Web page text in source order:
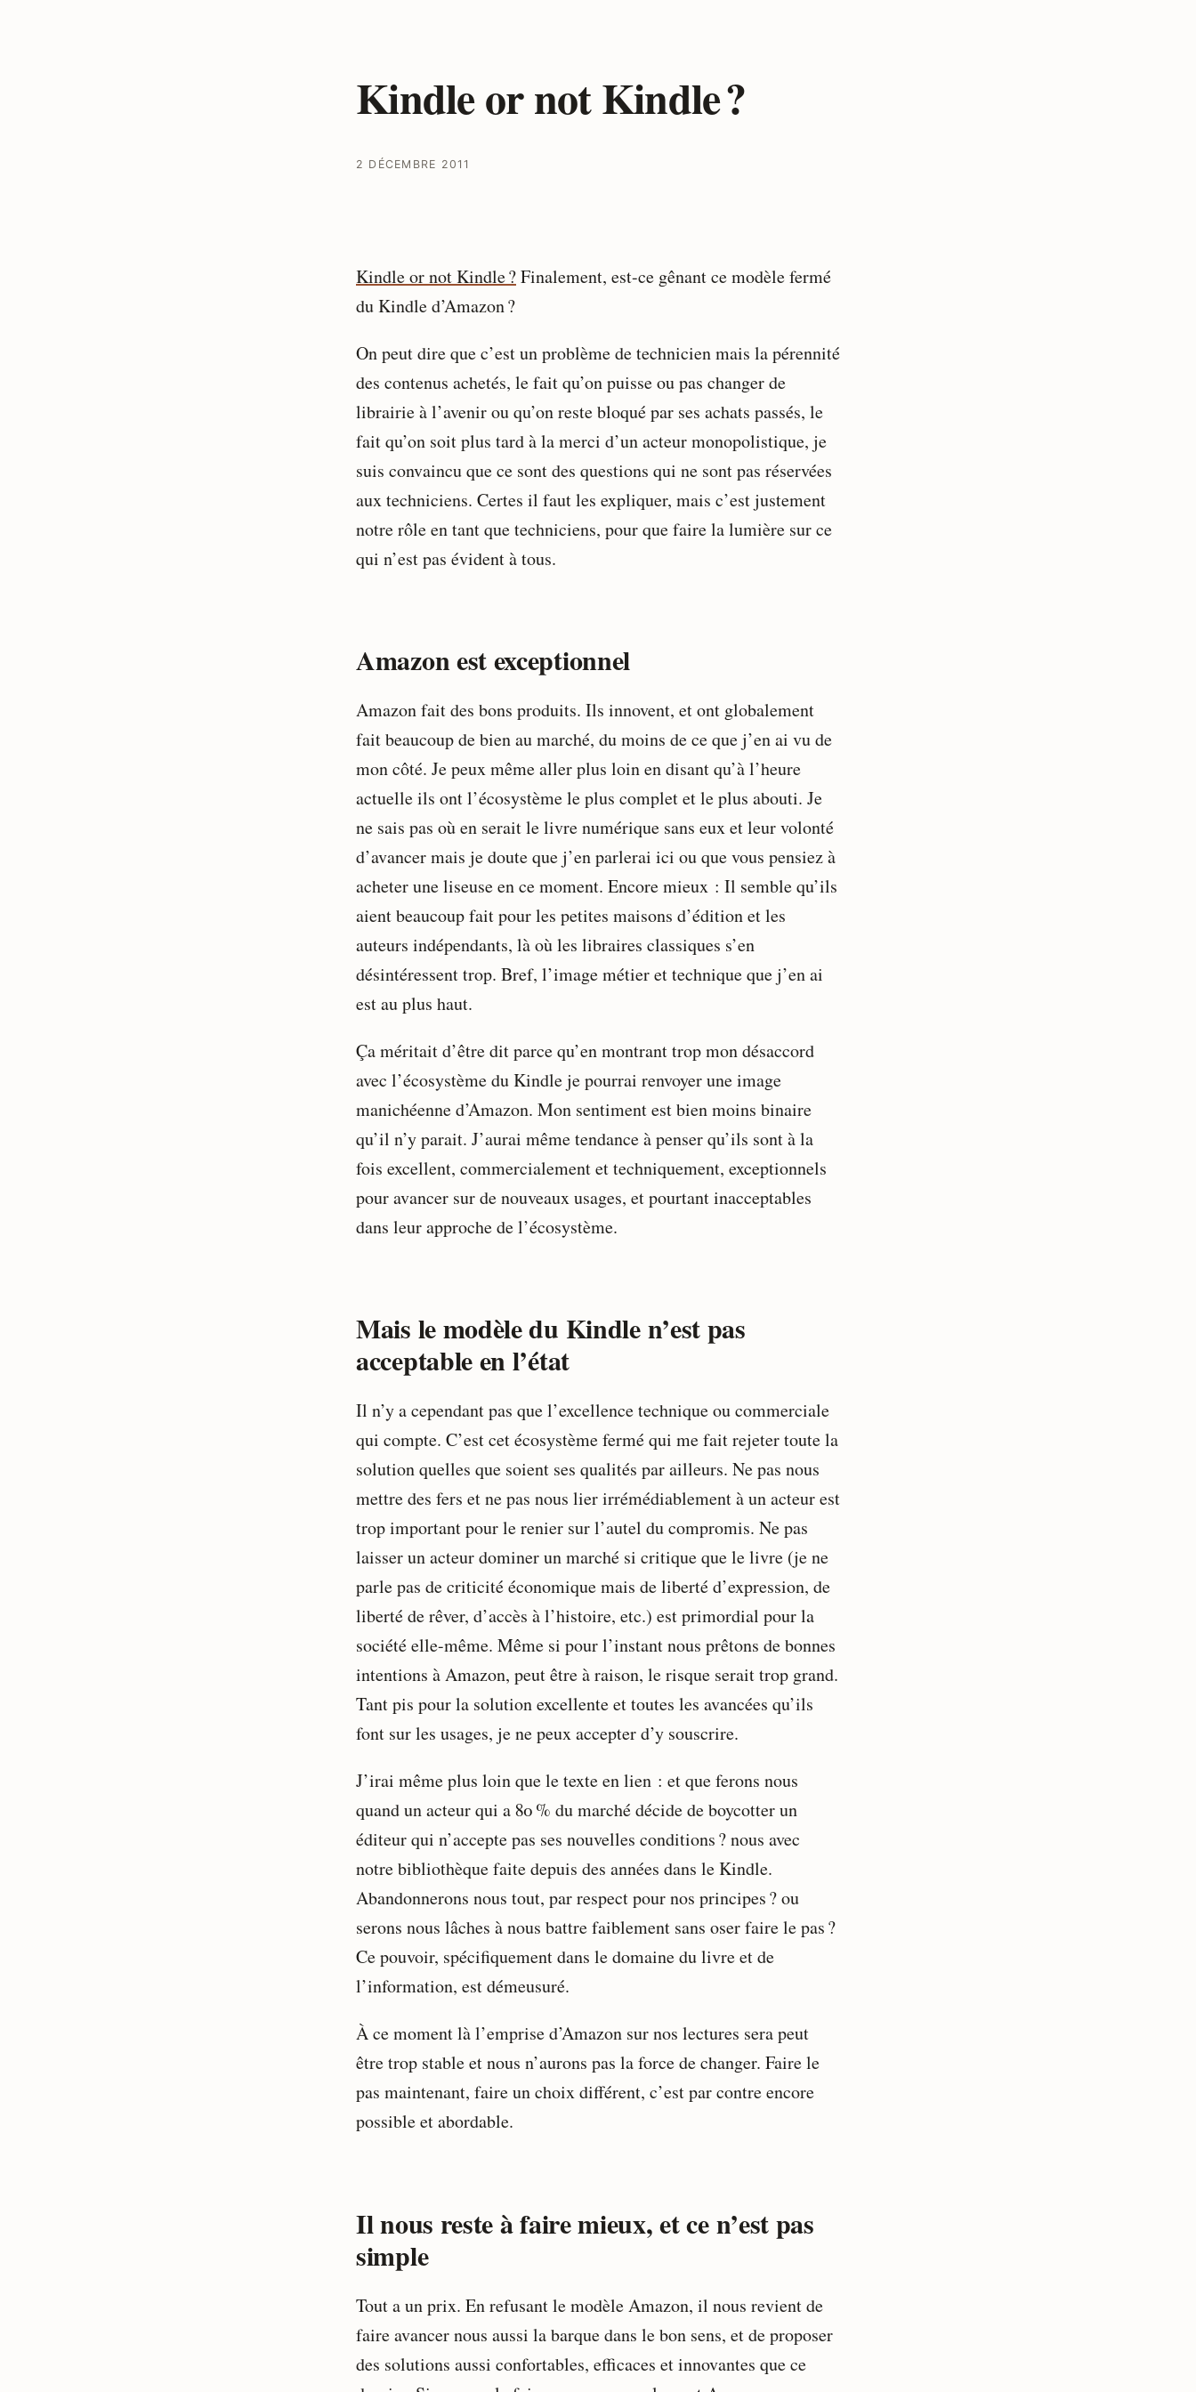
Kindle or not Kindle ?
2 DÉCEMBRE 2011
Kindle or not Kindle ?Finalement, est-ce gênant ce modèle fermé
du Kindle d’Amazon ?
On peut dire que c’est un problème de technicien mais la pérennité
des contenus achetés, le fait qu’on puisse ou pas changer de
librairie à l’avenir ou qu’on reste bloqué par ses achats passés, le
fait qu’on soit plus tard à la merci d’un acteur monopolistique, je
suis convaincu que ce sont des questions qui ne sont pas réservées
aux techniciens. Certes il faut les expliquer, mais c’est justement
notre rôle en tant que techniciens, pour que faire la lumière sur ce
qui n’est pas évident à tous.
Amazon est exceptionnel
Amazon fait des bons produits. Ils innovent, et ont globalement
fait beaucoup de bien au marché, du moins de ce que j’en ai vu de
mon côté. Je peux même aller plus loin en disant qu’à l’heure
actuelle ils ont l’écosystème le plus complet et le plus abouti. Je
ne sais pas où en serait le livre numérique sans eux et leur volonté
d’avancer mais je doute que j’en parlerai ici ou que vous pensiez à
acheter une liseuse en ce moment. Encore mieux : Il semble qu’ils
aient beaucoup fait pour les petites maisons d’édition et les
auteurs indépendants, là où les libraires classiques s’en
désintéressent trop. Bref, l’image métier et technique que j’en ai
est au plus haut.
Ça méritait d’être dit parce qu’en montrant trop mon désaccord
avec l’écosystème du Kindle je pourrai renvoyer une image
manichéenne d’Amazon. Mon sentiment est bien moins binaire
qu’il n’y parait. J’aurai même tendance à penser qu’ils sont à la
fois excellent, commercialement et techniquement, exceptionnels
pour avancer sur de nouveaux usages, et pourtant inacceptables
dans leur approche de l’écosystème.
Mais le modèle du Kindle n’est pas
acceptable en l’état
Il n’y a cependant pas que l’excellence technique ou commerciale
qui compte. C’est cet écosystème fermé qui me fait rejeter toute la
solution quelles que soient ses qualités par ailleurs. Ne pas nous
mettre des fers et ne pas nous lier irrémédiablement à un acteur est
trop important pour le renier sur l’autel du compromis. Ne pas
laisser un acteur dominer un marché si critique que le livre (je ne
parle pas de criticité économique mais de liberté d’expression, de
liberté de rêver, d’accès à l’histoire, etc.) est primordial pour la
société elle-même. Même si pour l’instant nous prêtons de bonnes
intentions à Amazon, peut être à raison, le risque serait trop grand.
Tant pis pour la solution excellente et toutes les avancées qu’ils
font sur les usages, je ne peux accepter d’y souscrire.
J’irai même plus loin que le texte en lien : et que ferons nous
quand un acteur qui a 80 % du marché décide de boycotter un
éditeur qui n’accepte pas ses nouvelles conditions ? nous avec
notre bibliothèque faite depuis des années dans le Kindle.
Abandonnerons nous tout, par respect pour nos principes ? ou
serons nous lâches à nous battre faiblement sans oser faire le pas ?
Ce pouvoir, spécifiquement dans le domaine du livre et de
l’information, est démeusuré.
À ce moment là l’emprise d’Amazon sur nos lectures sera peut
être trop stable et nous n’aurons pas la force de changer. Faire le
pas maintenant, faire un choix différent, c’est par contre encore
possible et abordable.
Il nous reste à faire mieux, et ce n’est pas
simple
Tout a un prix. En refusant le modèle Amazon, il nous revient de
faire avancer nous aussi la barque dans le bon sens, et de proposer
des solutions aussi confortables, efficaces et innovantes que ce